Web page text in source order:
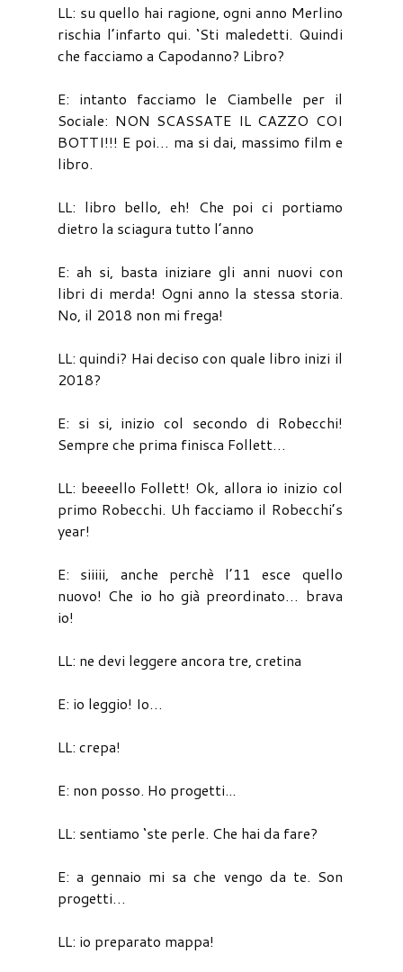
LL: su quello hai ragione, ogni anno Merlino
rischia l’infarto qui. ‘Sti maledetti. Quindi
che facciamo a Capodanno? Libro?
E: intanto facciamo le Ciambelle per il
Sociale: NON SCASSATE IL CAZZO COI
BOTTI!!! E poi… ma si dai, massimo film e
libro.
LL: libro bello, eh! Che poi ci portiamo
dietro la sciagura tutto l’anno
E: ah si, basta iniziare gli anni nuovi con
libri di merda! Ogni anno la stessa storia.
No, il 2018 non mi frega!
LL: quindi? Hai deciso con quale libro inizi il
2018?
E: si si, inizio col secondo di Robecchi!
Sempre che prima finisca Follett…
LL: beeeello Follett! Ok, allora io inizio col
primo Robecchi. Uh facciamo il Robecchi’s
year!
E: siiiii, anche perchè l’11 esce quello
nuovo! Che io ho già preordinato… brava
io!
LL: ne devi leggere ancora tre, cretina
E: io leggio! Io…
LL: crepa!
E: non posso. Ho progetti...
LL: sentiamo ‘ste perle. Che hai da fare?
E: a gennaio mi sa che vengo da te. Son
progetti…
LL: io preparato mappa!